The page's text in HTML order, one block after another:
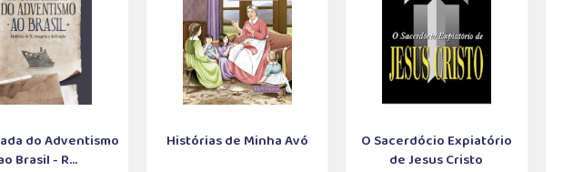
do Adventismo
Brasil - R...
Histórias de Minha Avó
O Sacerdócio Expiatório
de Jesus Cristo